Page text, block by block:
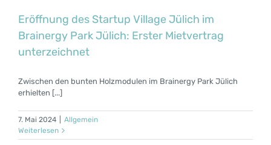
Eröffnung des Startup Village Jülich im
Brainergy Park Jülich: Erster Mietvertrag
unterzeichnet
Zwischen den bunten Holzmodulen im Brainergy Park Jülich
erhielten [...]
7. Mai 2024
Allgemein
Weiterlesen